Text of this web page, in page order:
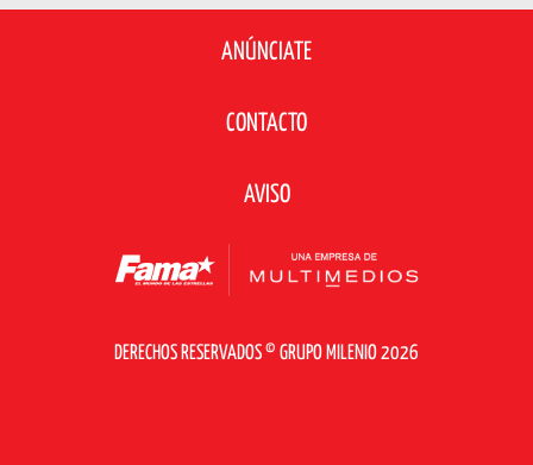
ANÚNCIATE
CONTACTO
AVISO
DERECHOS RESERVADOS © GRUPO MILENIO 2026